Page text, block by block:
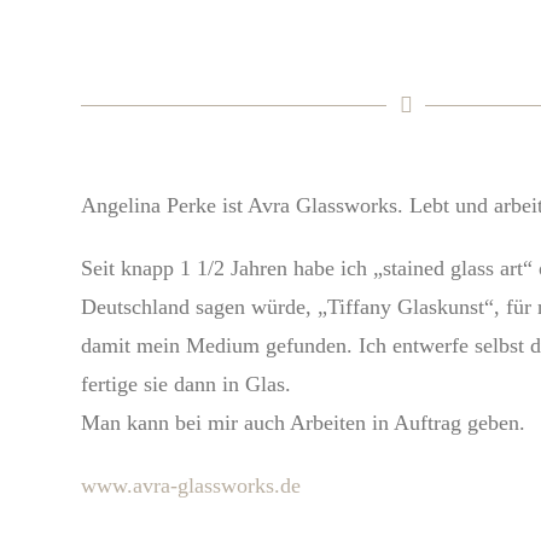
Angelina Perke ist Avra Glassworks. Lebt und
Seit knapp 1 1/2 Jahren habe ich „stained glass
Deutschland sagen würde, „Tiffany Glaskunst“, für
damit mein Medium gefunden. Ich entwerfe selbst
fertige sie dann in Glas.
Man kann bei mir auch Arbeiten in Auftrag geben.
www.avra-glassworks.de